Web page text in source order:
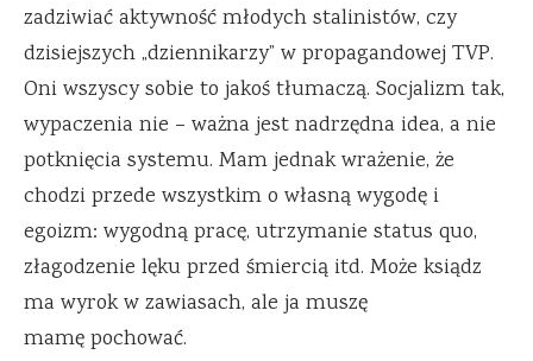
zadziwiać aktywność młodych stalinistów, czy
dzisiejszych „dziennikarzy” w propagandowej TVP.
Oni wszyscy sobie to jakoś tłumaczą. Socjalizm tak,
wypaczenia nie – ważna jest nadrzędna idea, a nie
potknięcia systemu. Mam jednak wrażenie, że
chodzi przede wszystkim o własną wygodę i
egoizm: wygodną pracę, utrzymanie status quo,
złagodzenie lęku przed śmiercią itd. Może ksiądz
ma wyrok w zawiasach, ale ja muszę
mamę pochować.